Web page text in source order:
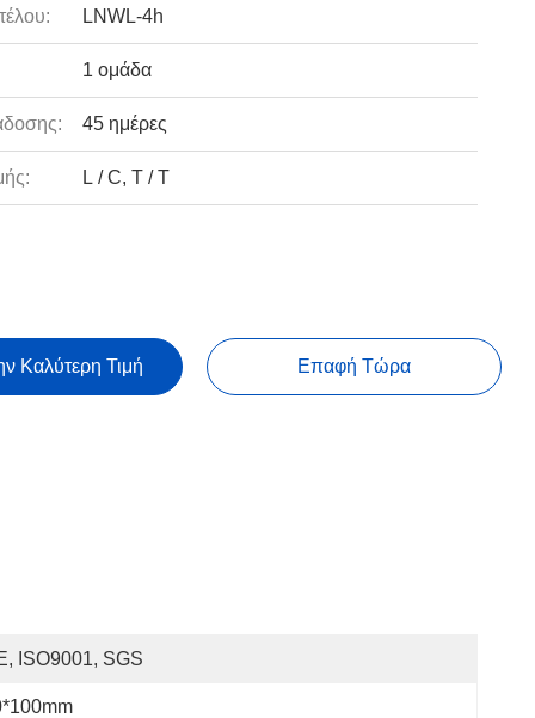
LNWL-4h
1 ομάδα
45 ημέρες
L / C, T / T
Καλύτερη Τιμή Επαφή Τώρα
ISO9001, SGS